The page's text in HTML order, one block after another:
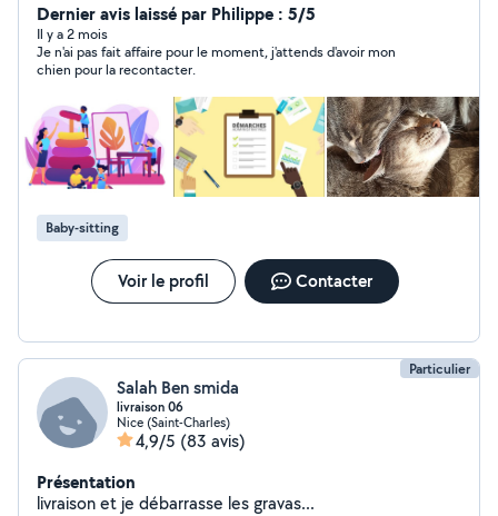
également de m'occuper de vos animaux lors de vos
absences, visites et promenades.
Dernier avis laissé par Philippe : 5/5
Il y a 2 mois
Je n'ai pas fait affaire pour le moment, j'attends d'avoir mon
chien pour la recontacter.
Baby-sitting
Voir le profil Contacter
Particulier
Salah Ben smida
livraison 06
Nice (Saint-Charles)
4,9/5 (83 avis)
Présentation
livraison et je débarrasse les gravas...